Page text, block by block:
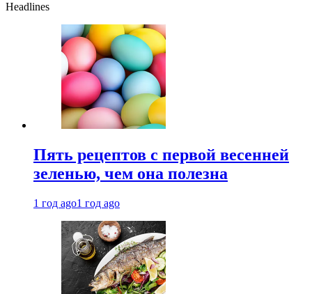
Headlines
Пять рецептов с первой весенней
зеленью, чем она полезна
1 год ago1 год ago